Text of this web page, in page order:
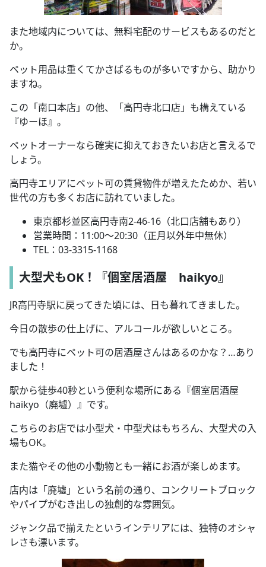
また地域内については、無料宅配のサービスもあるのだと
か。
ペット用品は重くてかさばるものが多いですから、助かり
ますね。
この「南口本店」の他、「高円寺北口店」も構えている
『ゆーほ』。
ペットオーナーなら確実に抑えておきたいお店と言えるで
しょう。
高円寺エリアにペット可の賃貸物件が増えたためか、若い
世代の方も多くお店に訪れていました。
東京都杉並区高円寺南2-46-16（北口店舗もあり）
営業時間：11:00～20:30（正月以外年中無休）
TEL：03-3315-1168
大型犬もOK！『個室居酒屋 haikyo』
JR高円寺駅に戻ってきた頃には、日も暮れてきました。
今日の散歩の仕上げに、アルコールが欲しいところ。
でも高円寺にペット可の居酒屋さんはあるのかな？…あり
ました！
駅から徒歩40秒という便利な場所にある『個室居酒屋
haikyo（廃墟）』です。
こちらのお店では小型犬・中型犬はもちろん、大型犬の入
場もOK。
また猫やその他の小動物とも一緒にお酒が楽しめます。
店内は「廃墟」という名前の通り、コンクリートブロック
やパイプがむき出しの独創的な雰囲気。
ジャンク品で揃えたというインテリアには、独特のオシャ
レさも漂います。